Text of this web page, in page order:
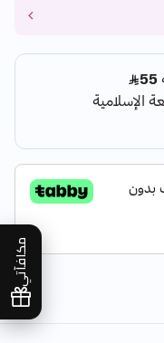
مكافآتي